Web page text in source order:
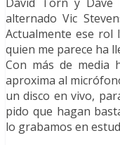
alternado Vic
Actualmente ese rol
quien me parece ha
Con más de media
aproxima al
un disco en vivo,
pido que hagan
lo grabamos en